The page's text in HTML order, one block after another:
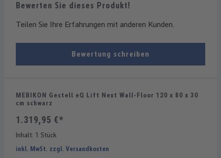
Bewerten Sie dieses Produkt!
Teilen Sie Ihre Erfahrungen mit anderen Kunden.
Bewertung schreiben
MEBIKON Gestell eQ Lift Next Wall-Floor 120 x 80 x 30
cm schwarz
1.319,95 €*
Inhalt: 1 Stück
inkl. MwSt. zzgl. Versandkosten